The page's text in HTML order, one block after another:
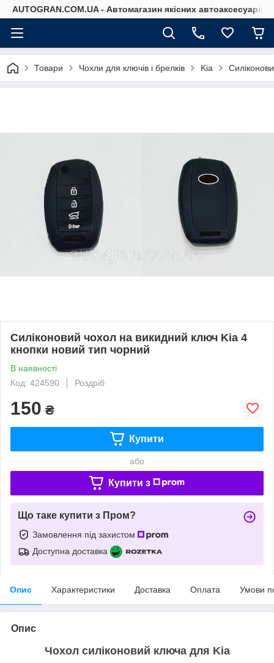
AUTOGRAN.COM.UA - Автомагазин якісних автоаксесуарів
Товари Чохли для ключів і брелків Kia
Силіконовий чохол на викидний ключ Kia 4
кнопки новий тип чорний
В наявності
Код: 424590
Роздріб
150 ₴
Купити
або
Купити з
Що таке купити з Пром?
Замовлення під захистом
Доступна доставка
Опис Характеристики Доставка Оплата Умови
Опис
Чохол силіконовий ключа для Kia